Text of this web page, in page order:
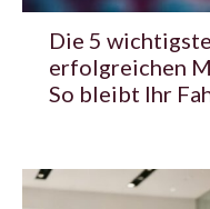
Die 5
erfolgreichen
So bleibt Ihr